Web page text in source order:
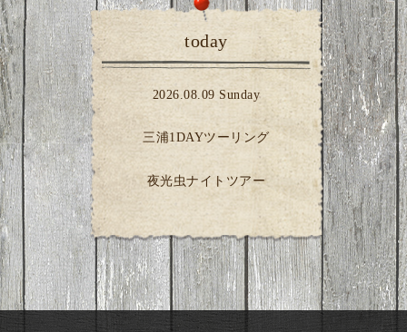
today
2026.08.09 Sunday
三浦1DAYツーリング
夜光虫ナイトツアー